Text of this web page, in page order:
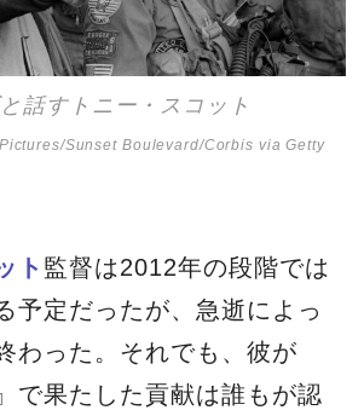
話すトニー・スコット
Sunset Boulevard/Corbis via Getty
ト 監督は2012年の段階では
予定だったが、急逝によっ
わった。それでも、彼が
で果たした貢献は誰もが認